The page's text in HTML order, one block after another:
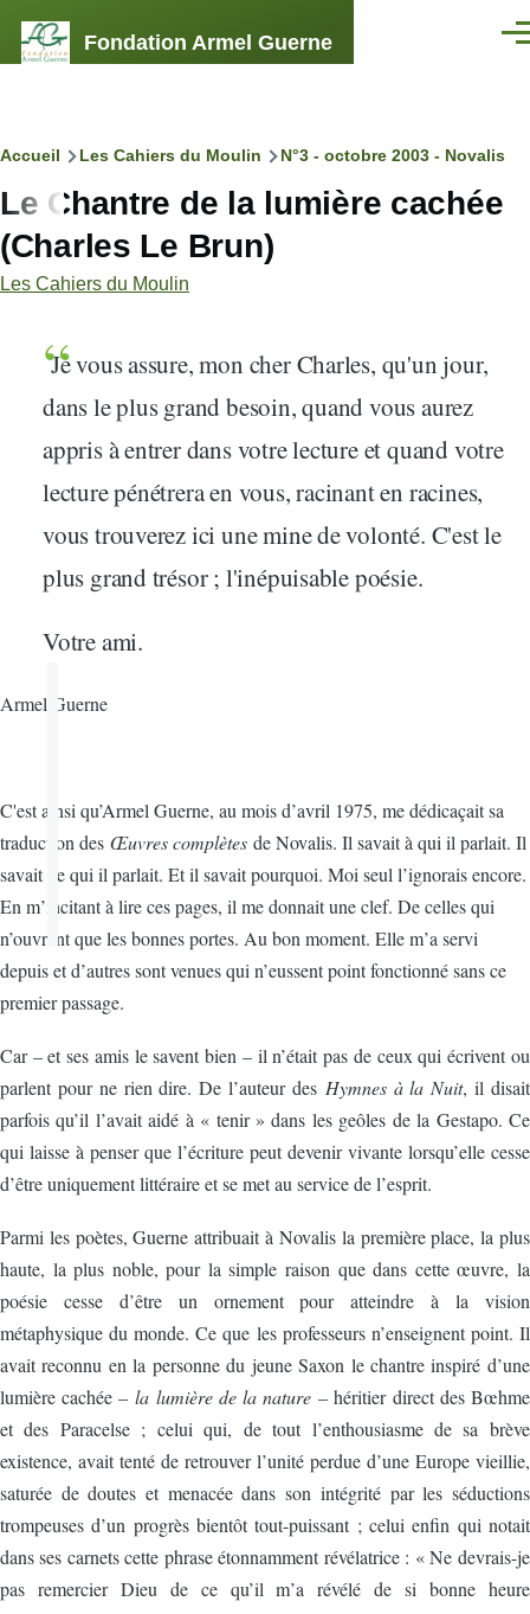
Fondation Armel Guerne
Fil
d'Ariane
Accueil Les Cahiers du Moulin N°3 - octobre 2003 - Novalis
Le Chantre de la lumière cachée
(Charles Le Brun)
Les Cahiers du Moulin
Je vous assure, mon cher Charles, qu'un jour,
dans le plus grand besoin, quand vous aurez
appris à entrer dans votre lecture et quand votre
lecture pénétrera en vous, racinant en racines,
vous trouverez ici une mine de volonté. C'est le
plus grand trésor ; l'inépuisable poésie.
Votre ami.
Armel Guerne
C'est ainsi qu’Armel Guerne, au mois d’avril 1975, me dédicaçait sa
traduction des Œuvres complètes de Novalis. Il savait à qui il parlait. Il
savait de qui il parlait. Et il savait pourquoi. Moi seul l’ignorais encore.
En m’incitant à lire ces pages, il me donnait une clef. De celles qui
n’ouvrent que les bonnes portes. Au bon moment. Elle m’a servi
depuis et d’autres sont venues qui n’eussent point fonctionné sans ce
premier passage.
Car – et ses amis le savent bien – il n’était pas de ceux qui écrivent ou
parlent pour ne rien dire. De l’auteur des Hymnes à la Nuit, il disait
parfois qu’il l’avait aidé à « tenir » dans les geôles de la Gestapo. Ce
qui laisse à penser que l’écriture peut devenir vivante lorsqu’elle cesse
d’être uniquement littéraire et se met au service de l’esprit.
Parmi les poètes, Guerne attribuait à Novalis la première place, la plus
haute, la plus noble, pour la simple raison que dans cette œuvre, la
poésie cesse d’être un ornement pour atteindre à la vision
métaphysique du monde. Ce que les professeurs n’enseignent point. Il
avait reconnu en la personne du jeune Saxon le chantre inspiré d’une
lumière cachée –la lumière de la nature – héritier direct des Bœhme
et des Paracelse ; celui qui, de tout l’enthousiasme de sa brève
existence, avait tenté de retrouver l’unité perdue d’une Europe vieillie,
saturée de doutes et menacée dans son intégrité par les séductions
trompeuses d’un progrès bientôt tout-puissant ; celui enfin qui notait
dans ses carnets cette phrase étonnamment révélatrice : « Ne devrais-je
pas remercier Dieu de ce qu’il m’a révélé de si bonne heure